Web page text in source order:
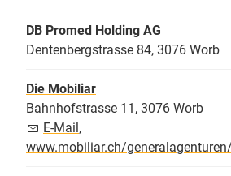
DB Promed Holding AG
Dentenbergstrasse 84, 3076 Worb
Die Mobiliar
Bahnhofstrasse 11, 3076 Worb
E-Mail,
www.mobiliar.ch/